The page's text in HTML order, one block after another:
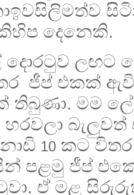
දෙනෙකි.
ලඟට
ජීප් එකක්
තිබුණා. මම
බැලුවත්
10 කට
පළමු ජීප්
ඒ මළ